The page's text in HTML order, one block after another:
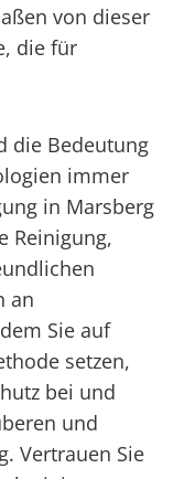
von dieser
die für
die Bedeutung
immer
in Marsberg
Reinigung,
an
Sie auf
setzen,
bei und
und
Vertrauen Sie